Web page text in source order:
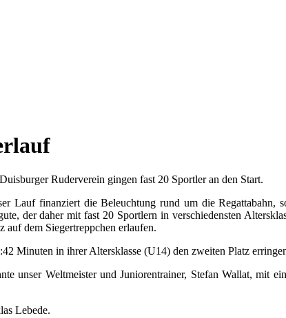
Ruderverein gingen fast 20 Sportler an den Start.
Lauf finanziert die Beleuchtung rund um die Regattabahn,
der daher mit fast 20 Sportlern in verschiedensten
auf dem Siegertreppchen erlaufen.
Minuten in ihrer Altersklasse (U14) den zweiten Platz
unser Weltmeister und Juniorentrainer, Stefan Wallat, mit
Lebede.